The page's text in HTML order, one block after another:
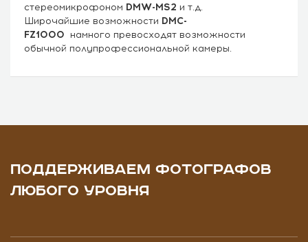
стереомикрофоном DMW-MS2 и т.д.
Широчайшие возможности DMC-
FZ1000 намного превосходят возможности
обычной полупрофессиональной камеры.
ПОДДЕРЖИВАЕМ ФОТОГРАФОВ
ЛЮБОГО УРОВНЯ